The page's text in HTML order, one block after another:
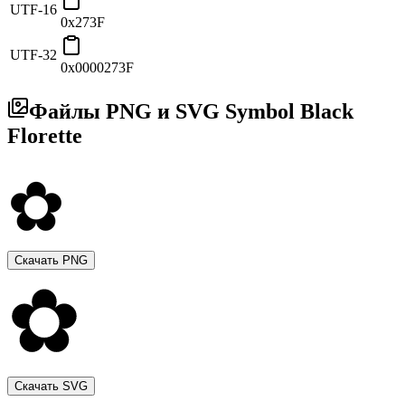
UTF-16
0x273F
UTF-32
0x0000273F
Файлы PNG и SVG Symbol Black
Florette
Скачать PNG
Скачать SVG